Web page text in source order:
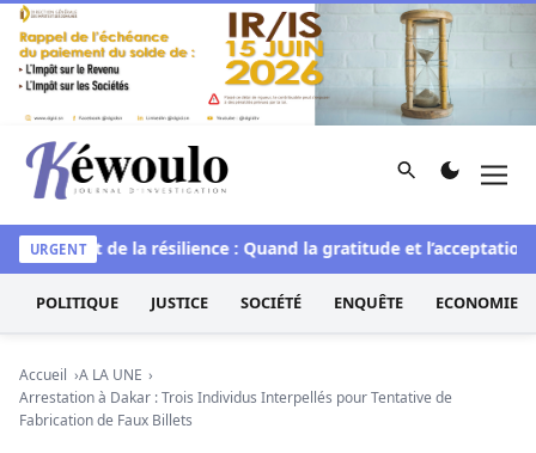
Aller au contenu
Kéwoulo, le premier site d'information et d'investigation
Rechercher
URGENT
L’art de la résilience : Quand la gratitude et l’acceptation
POLITIQUE JUSTICE SOCIÉTÉ ENQUÊTE ECONOMIE
Accueil
A LA UNE
Arrestation à Dakar : Trois Individus Interpellés pour Tentative de
Fabrication de Faux Billets